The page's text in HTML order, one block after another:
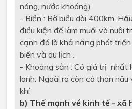
nóng, nước khoáng)
- Biển : Bờ biểu dài 400km.
điều kiện để làm muối và nuôi
cạnh đó là khả năng phát
biển và du lịch .
- Khoáng sản : Có giá trị nhất
lanh. Ngoài ra còn có than
khí
b) Thế mạnh về kinh tế - xã